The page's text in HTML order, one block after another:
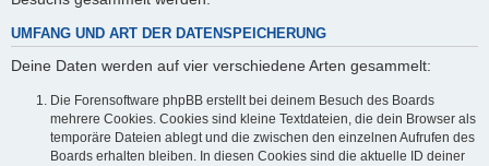
UMFANG UND ART DER DATENSPEICHERUNG
Deine Daten werden auf vier verschiedene Arten gesammelt:
Die Forensoftware phpBB erstellt bei deinem Besuch des Boards
mehrere Cookies. Cookies sind kleine Textdateien, die dein Browser als
temporäre Dateien ablegt und die zwischen den einzelnen Aufrufen des
Boards erhalten bleiben. In diesen Cookies sind die aktuelle ID deiner